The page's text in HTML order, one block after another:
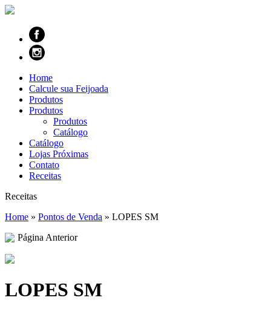
Home
Calcule sua Feijoada
Produtos
Produtos
Produtos
Catálogo
Catálogo
Lojas Próximas
Contato
Receitas
Receitas
Home » Pontos de Venda » LOPES SM
Página Anterior
LOPES SM